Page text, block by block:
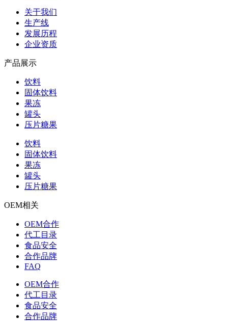
关于我们
生产线
发展历程
企业资质
产品展示
饮料
固体饮料
果冻
罐头
压片糖果
饮料
固体饮料
果冻
罐头
压片糖果
OEM相关
OEM合作
代工目录
食品安全
合作品牌
FAQ
OEM合作
代工目录
食品安全
合作品牌